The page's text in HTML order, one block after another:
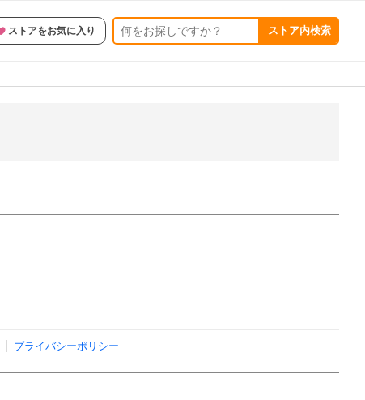
ストアをお気に入り ストア内検索
プライバシーポリシー